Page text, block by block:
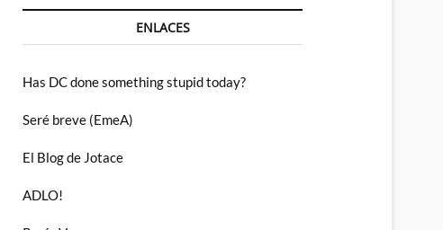
ENLACES
Has DC done something stupid today?
Seré breve (EmeA)
El Blog de Jotace
ADLO!